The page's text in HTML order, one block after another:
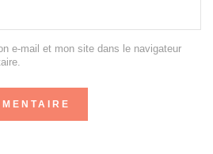
e-mail et mon site dans le navigateur